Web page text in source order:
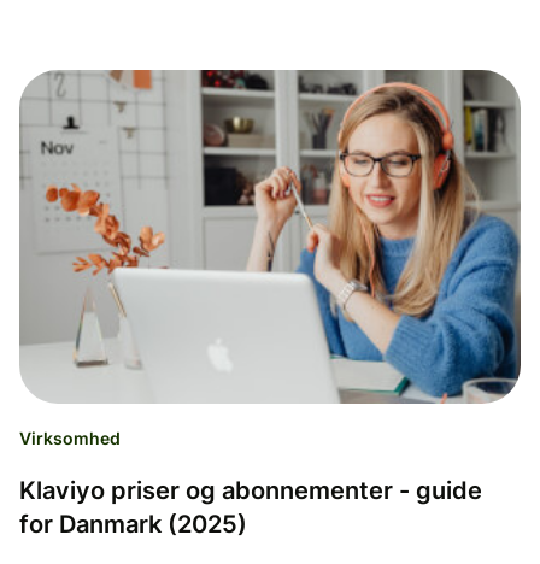
Virksomhed
Klaviyo priser og abonnementer - guide
for Danmark (2025)